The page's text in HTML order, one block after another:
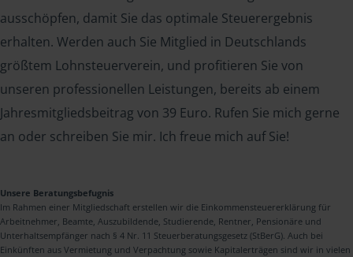
ausschöpfen, damit Sie das optimale Steuerergebnis
erhalten. Werden auch Sie Mitglied in Deutschlands
größtem Lohnsteuerverein, und profitieren Sie von
unseren professionellen Leistungen, bereits ab einem
Jahresmitgliedsbeitrag von 39 Euro. Rufen Sie mich gerne
an oder schreiben Sie mir. Ich freue mich auf Sie!
Unsere Beratungsbefugnis
Im Rahmen einer Mitgliedschaft erstellen wir die Einkommensteuererklärung für
Arbeitnehmer, Beamte, Auszubildende, Studierende, Rentner, Pensionäre und
Unterhaltsempfänger nach § 4 Nr. 11 Steuerberatungsgesetz (StBerG). Auch bei
Einkünften aus Vermietung und Verpachtung sowie Kapitalerträgen sind wir in vielen